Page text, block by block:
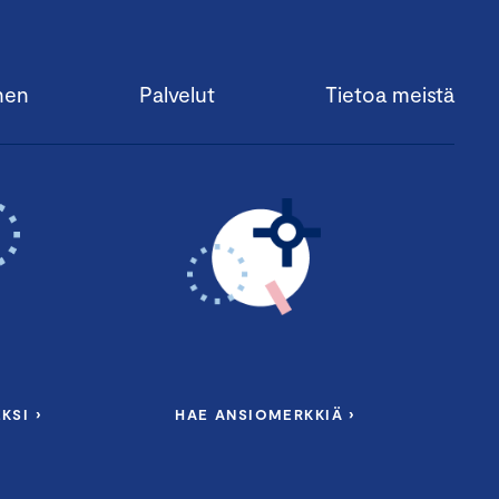
Palvelut Tietoa meistä
› HAE ANSIOMERKKIÄ ›